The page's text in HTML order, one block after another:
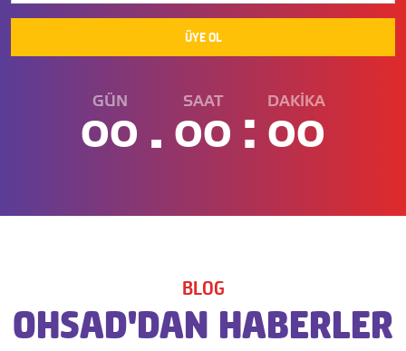
ÜYE OL
GÜN
00 . SAAT
00 : DAKİKA
00
BLOG
OHSAD'DAN HABERLER